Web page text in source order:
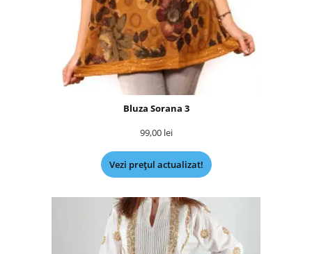
Bluza Sorana 3
99,00 lei
Vezi prețul actualizat!